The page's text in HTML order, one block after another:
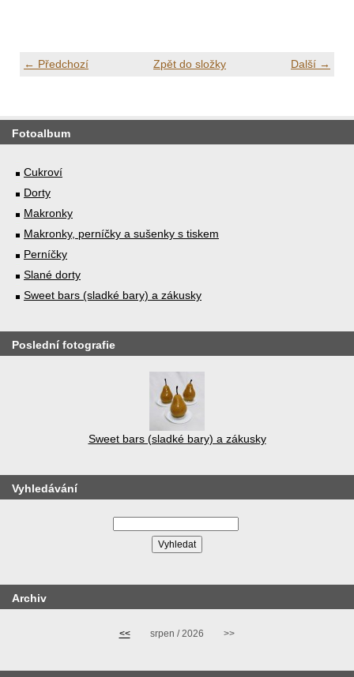
← Předchozí Další →
Zpět do složky
Fotoalbum
Cukroví
Dorty
Makronky
Makronky, perníčky a sušenky s tiskem
Perníčky
Slané dorty
Sweet bars (sladké bary) a zákusky
Poslední fotografie
Sweet bars (sladké bary) a zákusky
Vyhledávání
Archiv
<< srpen / 2026 >>